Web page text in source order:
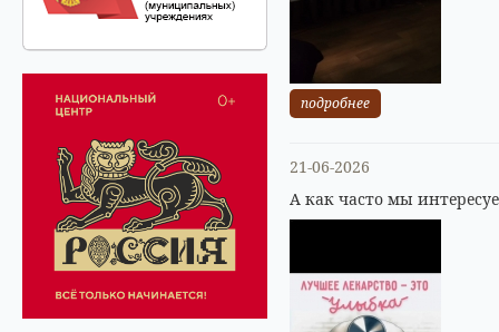
подробнее
21-06-2026
А как часто мы